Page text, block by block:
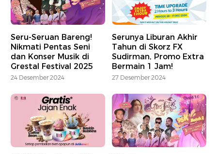
Seru-Seruan Bareng!
Nikmati Pentas Seni
dan Konser Musik di
Grestal Festival 2025
24 Desember 2024
Serunya Liburan Akhir
Tahun di Skorz FX
Sudirman, Promo Extra
Bermain 1 Jam!
27 Desember 2024